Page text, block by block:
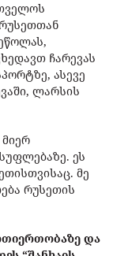
ჩარევას
ასევე
ლარსის
ეს
მე
რუსეთის
და